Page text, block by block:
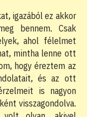
igazából ez akkor
bennem. Csak
ahol félelmet
mintha lenne ott
hogy éreztem az
és az ott
is nagyon
visszagondolva.